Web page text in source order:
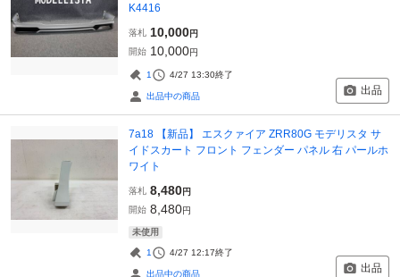
K4416
落札 10,000円
開始 10,000円
1 4/27 13:30終了
出品中の商品 出品
7a18 【新品】 エスクァイア ZRR80G モデリスタ サ
イドスカート フロント フェンダー パネル 右 パールホ
ワイト
落札 8,480円
開始 8,480円
未使用
1 4/27 12:17終了
出品中の商品 出品